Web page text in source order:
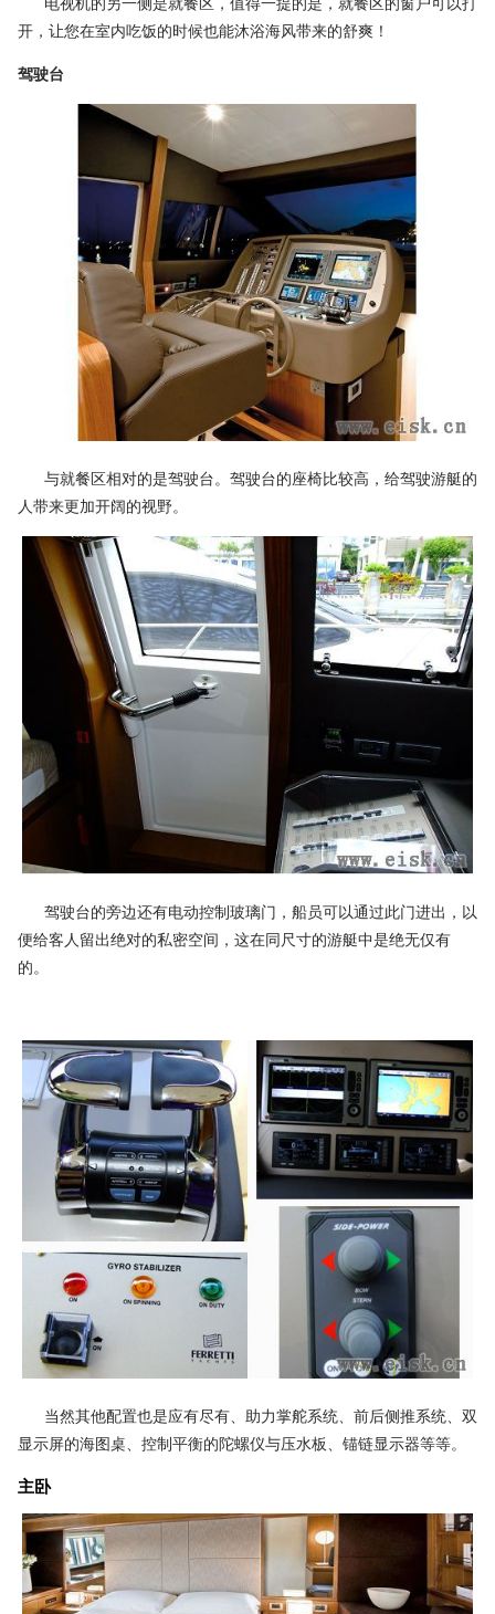
开，让您在室内吃饭的时候也能沐浴海风带来的舒爽！
驾驶台
与就餐区相对的是驾驶台。驾驶台的座椅比较高，给驾驶游艇的
人带来更加开阔的视野。
驾驶台的旁边还有电动控制玻璃门，船员可以通过此门进出，以
便给客人留出绝对的私密空间，这在同尺寸的游艇中是绝无仅有
的。
当然其他配置也是应有尽有、助力掌舵系统、前后侧推系统、双
显示屏的海图桌、控制平衡的陀螺仪与压水板、锚链显示器等等。
主卧